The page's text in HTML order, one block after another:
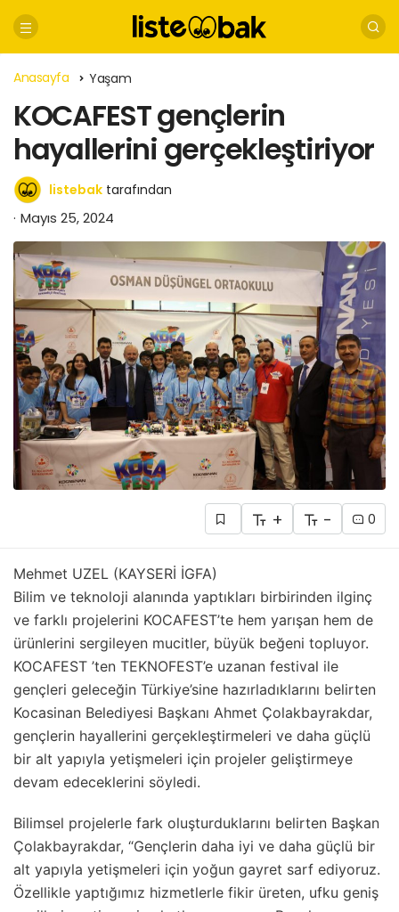
Anasayfa Yaşam
KOCAFEST gençlerin
hayallerini gerçekleştiriyor
listebak tarafından
Mayıs 25, 2024
+ - 0
Mehmet UZEL (KAYSERİ İGFA)
Bilim ve teknoloji alanında yaptıkları birbirinden ilginç
ve farklı projelerini KOCAFEST’te hem yarışan hem de
ürünlerini sergileyen mucitler, büyük beğeni topluyor.
KOCAFEST ’ten TEKNOFEST’e uzanan festival ile
gençleri geleceğin Türkiye’sine hazırladıklarını belirten
Kocasinan Belediyesi Başkanı Ahmet Çolakbayrakdar,
gençlerin hayallerini gerçekleştirmeleri ve daha güçlü
bir alt yapıyla yetişmeleri için projeler geliştirmeye
devam edeceklerini söyledi.
Bilimsel projelerle fark oluşturduklarını belirten Başkan
Çolakbayrakdar, “Gençlerin daha iyi ve daha güçlü bir
alt yapıyla yetişmeleri için yoğun gayret sarf ediyoruz.
Özellikle yaptığımız hizmetlerle fikir üreten, ufku geniş